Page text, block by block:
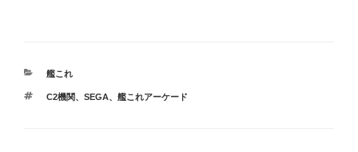
カ
ゴ
艦これ
タ
C2機関、 SEGA、 艦これアーケード